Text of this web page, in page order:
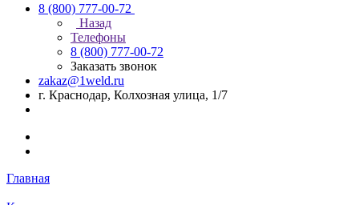
8 (800) 777-00-72
Назад
Телефоны
8 (800) 777-00-72
Заказать звонок
zakaz@1weld.ru
г. Краснодар, Колхозная улица, 1/7
Главная